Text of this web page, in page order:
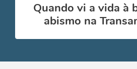
Quando vi a vida à
abismo na